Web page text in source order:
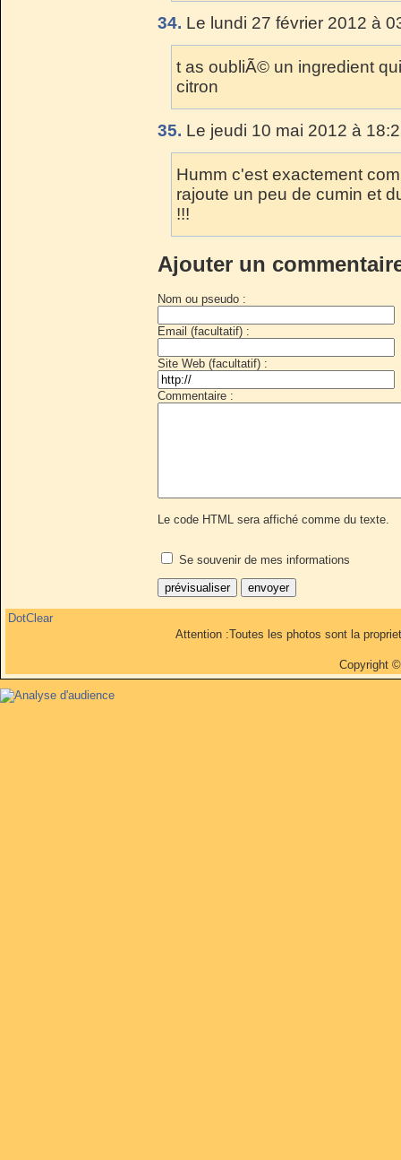
34. Le lundi 27 février 2012 à
t as oubliÃ© un ingredient
citron
35. Le jeudi 10 mai 2012 à
Humm c'est exactement
rajoute un peu de cumin et
!!!
Ajouter un
Nom ou pseudo :
Email (facultatif) :
Site Web (facultatif) :
Commentaire :
Le code HTML sera affiché comme du texte.
Se souvenir de mes informations
DotClear
Attention :Toutes les photos sont la
Copyright